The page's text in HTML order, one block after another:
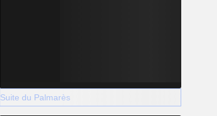
Suite du Palmarès